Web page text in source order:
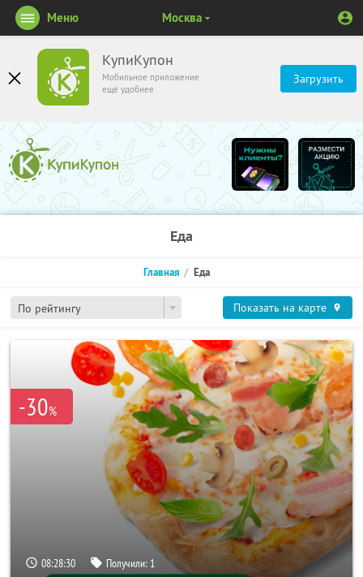
КупиКупон
Мобильное приложение
ещё удобнее
Загрузить
Меню Москва
Еда
По рейтингу
Главная Еда
Показать на карте
-30%
08:28:27 Получили: 1